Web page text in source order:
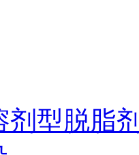
剂型脱脂